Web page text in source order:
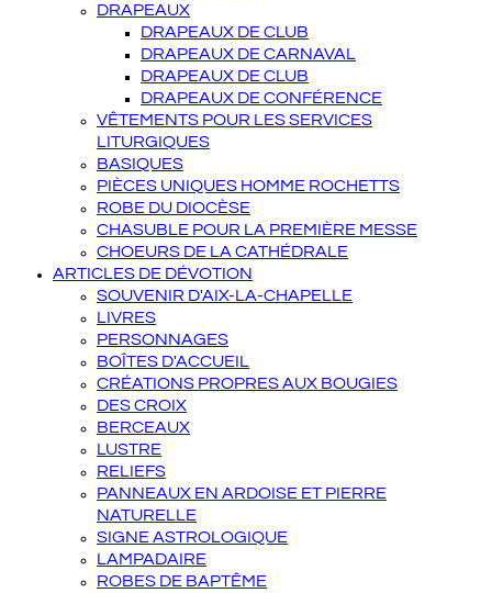
DRAPEAUX
DRAPEAUX DE CLUB
DRAPEAUX DE CARNAVAL
DRAPEAUX DE CLUB
DRAPEAUX DE CONFÉRENCE
VÊTEMENTS POUR LES SERVICES
LITURGIQUES
BASIQUES
PIÈCES UNIQUES HOMME ROCHETTS
ROBE DU DIOCÈSE
CHASUBLE POUR LA PREMIÈRE MESSE
CHOEURS DE LA CATHÉDRALE
ARTICLES DE DÉVOTION
SOUVENIR D'AIX-LA-CHAPELLE
LIVRES
PERSONNAGES
BOÎTES D'ACCUEIL
CRÉATIONS PROPRES AUX BOUGIES
DES CROIX
BERCEAUX
LUSTRE
RELIEFS
PANNEAUX EN ARDOISE ET PIERRE
NATURELLE
SIGNE ASTROLOGIQUE
LAMPADAIRE
ROBES DE BAPTÊME